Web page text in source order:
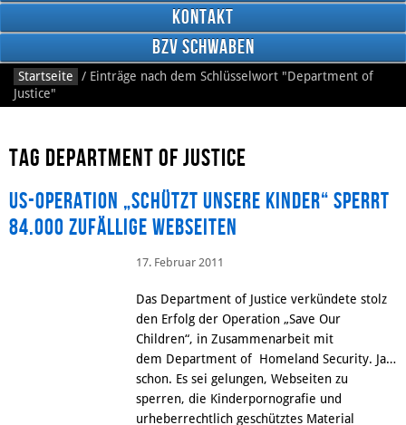
Kontakt
BzV Schwaben
Startseite / Einträge nach dem Schlüsselwort "Department of
Justice"
Tag Department of Justice
US-Operation „Schützt Unsere Kinder“ sperrt
84.000 zufällige Webseiten
17. Februar 2011
Das Department of Justice verkündete stolz
den Erfolg der Operation „Save Our
Children“, in Zusammenarbeit mit
dem Department of Homeland Security. Ja…
schon. Es sei gelungen, Webseiten zu
sperren, die Kinderpornografie und
urheberrechtlich geschütztes Material